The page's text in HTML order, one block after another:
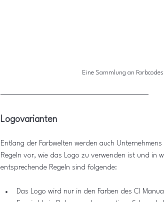
Eine Sammlung an
Logovarianten
Entlang der Farbwelten werden auch
Regeln vor, wie das Logo zu verwenden ist und in
entsprechende Regeln sind folgende:
Das Logo wird nur in den Farben des CI